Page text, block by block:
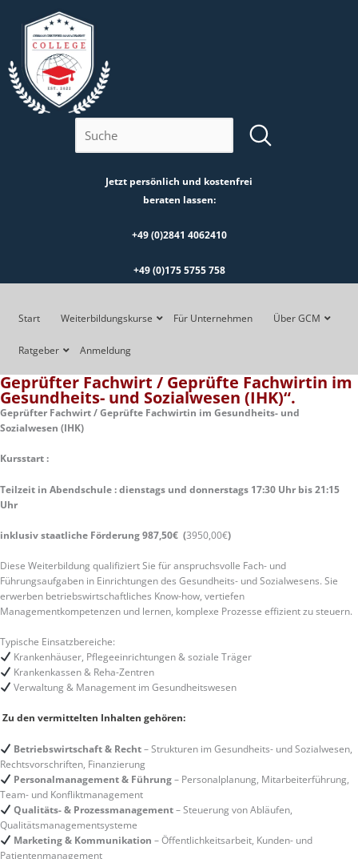
Inhalt
springen
Jetzt persönlich und kostenfrei
beraten lassen:
+49 (0)2841 4062410
+49 (0)175 5755 758
Start Weiterbildungskurse Für Unternehmen Über GCM
Ratgeber Anmeldung
Geprüfter Fachwirt / Geprüfte Fachwirtin im
Gesundheits- und Sozialwesen (IHK)“.
Geprüfter Fachwirt / Geprüfte Fachwirtin im Gesundheits- und
Sozialwesen (IHK)
Kursstart :
Teilzeit in Abendschule : dienstags und donnerstags 17:30 Uhr bis 21:15
Uhr
inklusiv staatliche Förderung 987,50€ (3950,00€)
Diese Weiterbildung qualifiziert Sie für anspruchsvolle Fach- und
Führungsaufgaben in Einrichtungen des Gesundheits- und Sozialwesens. Sie
erwerben betriebswirtschaftliches Know-how, vertiefen
Managementkompetenzen und lernen, komplexe Prozesse effizient zu steuern.
Typische Einsatzbereiche:
Krankenhäuser, Pflegeeinrichtungen & soziale Träger
Krankenkassen & Reha-Zentren
Verwaltung & Management im Gesundheitswesen
Zu den vermittelten Inhalten gehören:
Betriebswirtschaft & Recht– Strukturen im Gesundheits- und Sozialwesen,
Rechtsvorschriften, Finanzierung
Personalmanagement & Führung– Personalplanung, Mitarbeiterführung,
Team- und Konfliktmanagement
Qualitäts- & Prozessmanagement– Steuerung von Abläufen,
Qualitätsmanagementsysteme
Marketing & Kommunikation – Öffentlichkeitsarbeit, Kunden- und
Patientenmanagement